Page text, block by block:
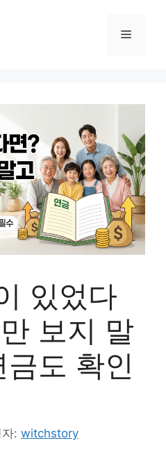
메
있었다
보지 말
도 확인
: witchstory